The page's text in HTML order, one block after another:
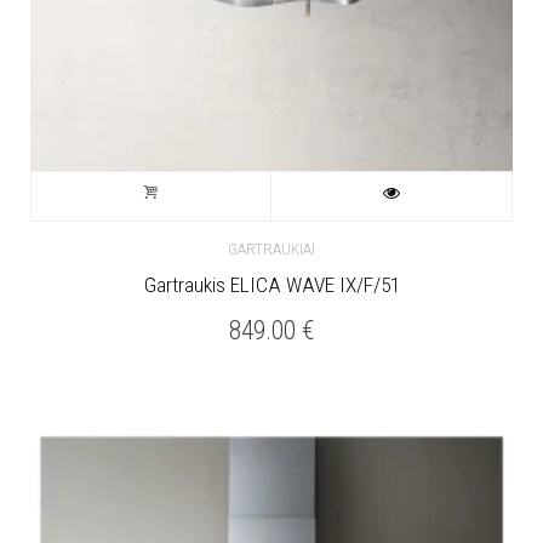
GARTRAUKIAI
Gartraukis ELICA WAVE IX/F/51
849.00 €